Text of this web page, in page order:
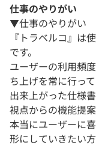
仕事のやりがい
▼仕事のやりがい
『トラベルコ』は
です。
ユーザーの利用頻
ち上げを常に行って
出来上がった仕様
視点からの機能提
本当にユーザーに
形にしていきたい